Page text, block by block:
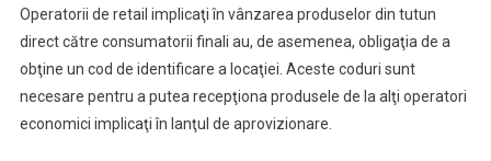
Operatorii de retail implicaţi în vânzarea produselor din tutun
direct către consumatorii finali au, de asemenea, obligaţia de a
obţine un cod de identificare a locaţiei. Aceste coduri sunt
necesare pentru a putea recepţiona produsele de la alţi operatori
economici implicaţi în lanţul de aprovizionare.